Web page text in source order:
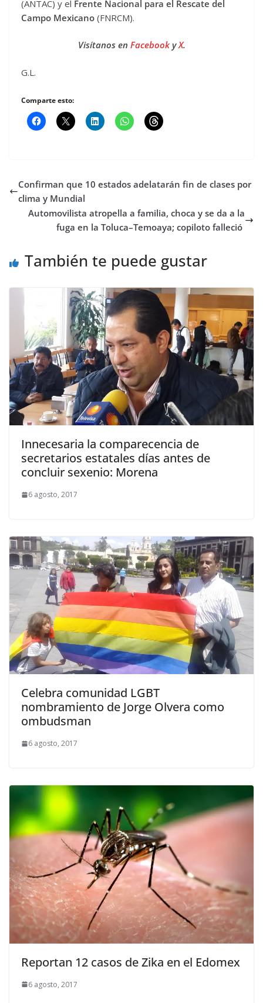
(ANTAC) y el Frente Nacional para el Rescate del
Campo Mexicano (FNRCM).
Visítanos en FacebookyX.
G.L.
Comparte esto:
Confirman que 10 estados adelatarán fin de clases por
clima y Mundial
Automovilista atropella a familia, choca y se da a la
fuga en la Toluca–Temoaya; copiloto falleció
También te puede gustar
Innecesaria la comparecencia de
secretarios estatales días antes de
concluir sexenio: Morena
6 agosto, 2017
Celebra comunidad LGBT
nombramiento de Jorge Olvera como
ombudsman
6 agosto, 2017
Reportan 12 casos de Zika en el Edomex
6 agosto, 2017